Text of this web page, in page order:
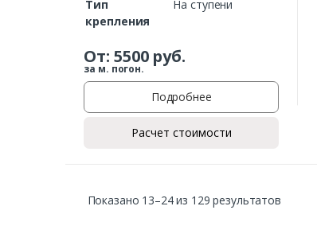
Тип
крепления
На ступени
От: 5500руб.
за м. погон.
Подробнее
Расчет стоимости
Показано 13–24 из 129 результатов